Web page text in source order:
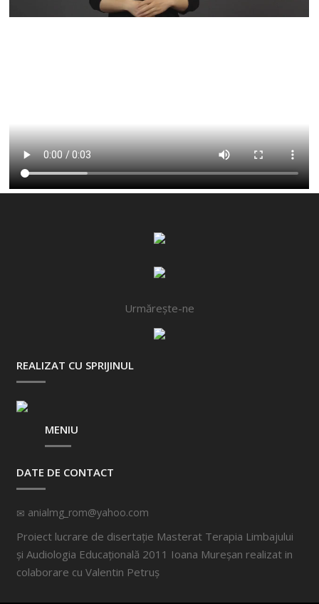
Urmărește-ne
REALIZAT CU SPRIJINUL
MENIU
DATE DE CONTACT
anialmg_rom@yahoo.com
Proiect lucrare de disertație Masterat Terapia Limbajului
și Audiologia Educațională 2011 Ioana Mureșan realizat in
colaborare cuValentin Petruș